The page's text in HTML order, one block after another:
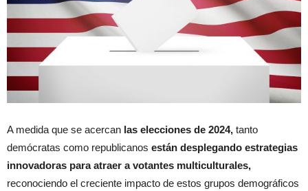
A medida que se acercan las elecciones de 2024, tanto
demócratas como republicanos están desplegando estrategias
innovadoras para atraer a votantes multiculturales,
reconociendo el creciente impacto de estos grupos demográficos